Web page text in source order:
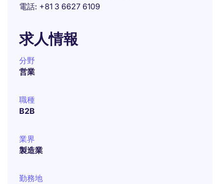
電話 +81 3 6627 6109
求人情報
分野
営業
職種
B2B
業界
製造業
勤務地